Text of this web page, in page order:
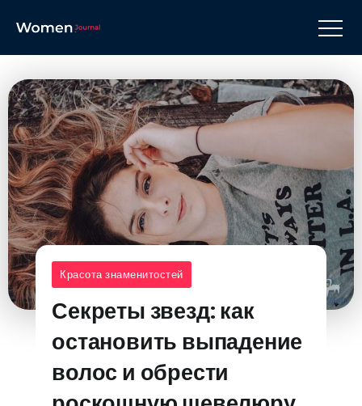
Красота знаменитостей
Секреты звезд: как
остановить выпадение
волос и обрести